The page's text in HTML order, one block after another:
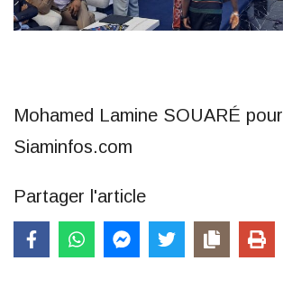
Mohamed Lamine SOUARÉ pour
Siaminfos.com
Partager l'article